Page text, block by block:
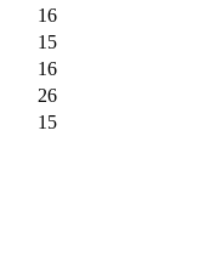
16
15
16
26
15